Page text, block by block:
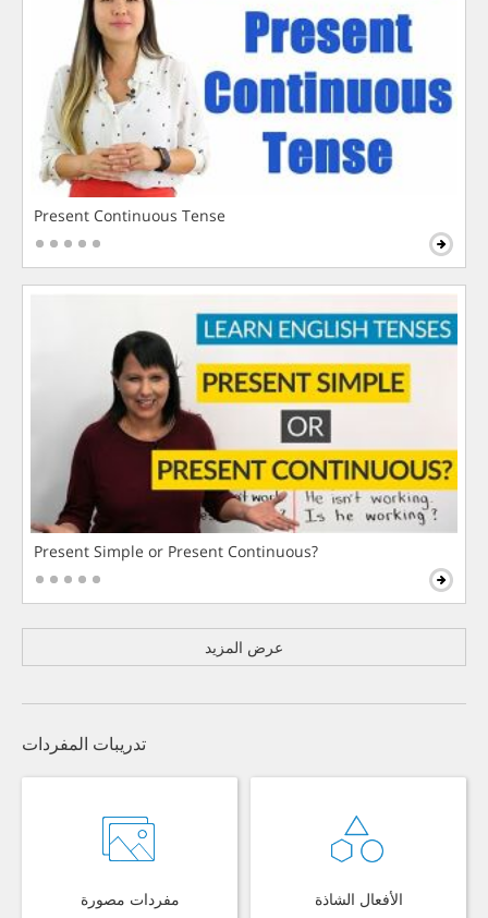
Present Continuous Tense
Present Simple or Present Continuous?
عرض المزيد
تدريبات المفردات
مفردات مصورة الأفعال الشاذة